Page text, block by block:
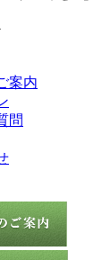
案内
問